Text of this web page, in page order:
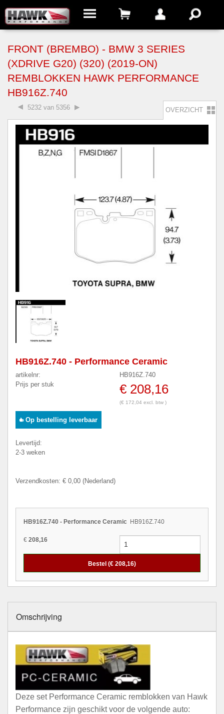
FRONT (BREMBO) - BMW 3 SERIES
(XDRIVE G20) (320) (2019-ON)
REMBLOKKEN HAWK PERFORMANCE
HB916Z.740
5232 van 5356 OVERZICHT
HB916Z.740 - Performance Ceramic
artikelnr:
HB916Z.740
Prijs per stuk
€ 208,16
(€ 172,04 excl. btw )
Op bestelling leverbaar
Levertijd:
2-3 weken
Verzendkosten: € 0,00 (Nederland)
HB916Z.740 - Performance Ceramic HB916Z.740
€ 208,16
Bestel (€ 208,16)
Omschrijving
Deze set Performance Ceramic remblokken van Hawk
Performance zijn geschikt voor de volgende auto: